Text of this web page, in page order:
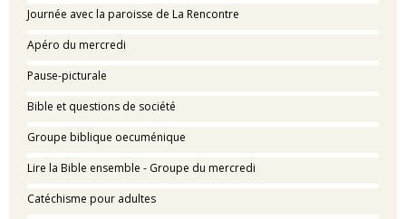
Journée avec la paroisse de La Rencontre
Apéro du mercredi
Pause-picturale
Bible et questions de société
Groupe biblique oecuménique
Lire la Bible ensemble - Groupe du mercredi
Catéchisme pour adultes